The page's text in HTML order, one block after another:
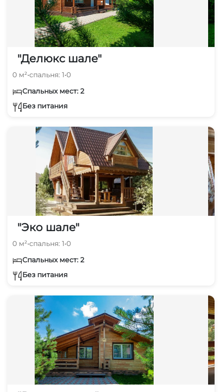
"Делюкс шале"
0 м²•спальня: 1•0
Спальных мест: 2
Без питания
"Эко шале"
0 м²•спальня: 1•0
Спальных мест: 2
Без питания